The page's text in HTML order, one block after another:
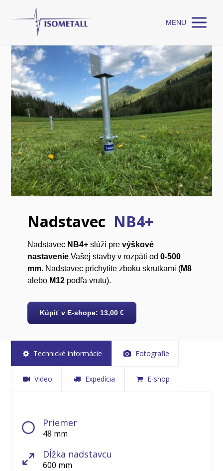
MENU
Nadstavec NB4+
Nadstavec NB4+slúži pre výškové
nastavenieVašej stavby v rozpäti od 0-500
mm. Nadstavec prichytite zboku skrutkami (M8
alebo M12podľa vrutu).
Kúpiť v E-shope: 13,00 €
Technické informácie Fotografie
Video Expedícia E-shop
Priemer
48 mm
Dĺžka nadstavcu
600 mm